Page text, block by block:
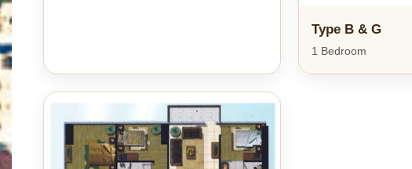
Type B & G
1 Bedroom